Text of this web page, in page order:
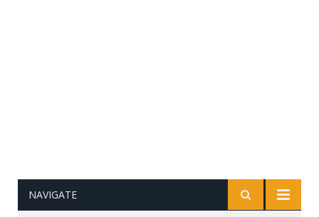
NAVIGATE